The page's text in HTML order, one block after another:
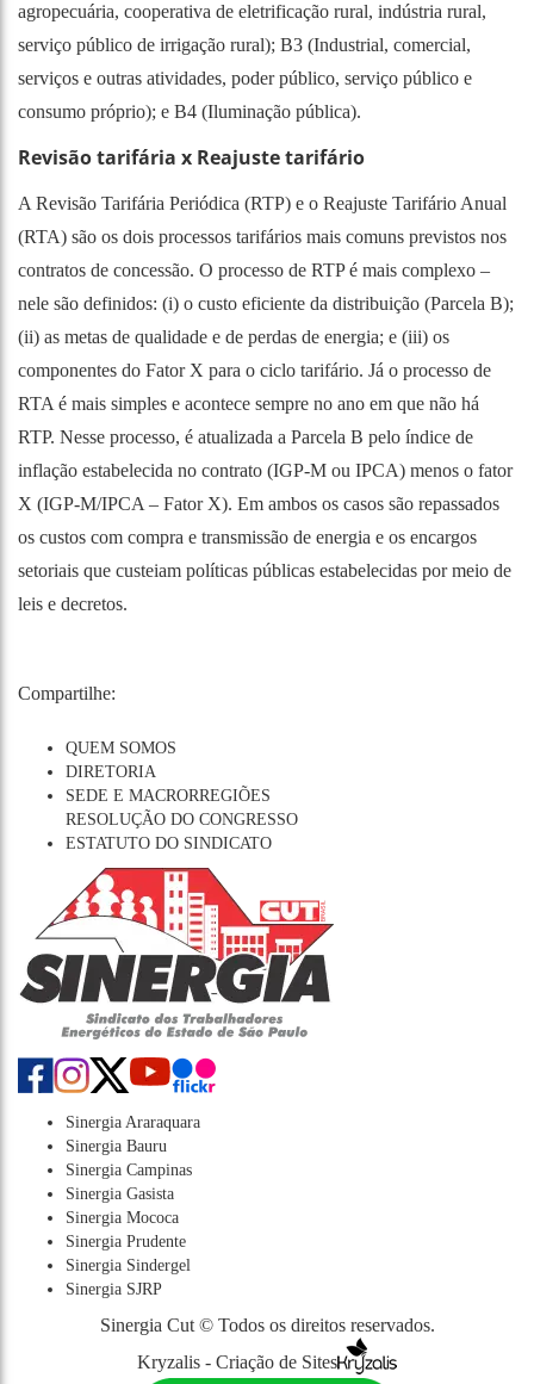
agropecuária, cooperativa de eletrificação rural, indústria rural,
serviço público de irrigação rural); B3 (Industrial, comercial,
serviços e outras atividades, poder público, serviço público e
consumo próprio); e B4 (Iluminação pública).
Revisão tarifária x Reajuste tarifário
A Revisão Tarifária Periódica (RTP) e o Reajuste Tarifário Anual
(RTA) são os dois processos tarifários mais comuns previstos nos
contratos de concessão. O processo de RTP é mais complexo –
nele são definidos: (i) o custo eficiente da distribuição (Parcela B);
(ii) as metas de qualidade e de perdas de energia; e (iii) os
componentes do Fator X para o ciclo tarifário. Já o processo de
RTA é mais simples e acontece sempre no ano em que não há
RTP. Nesse processo, é atualizada a Parcela B pelo índice de
inflação estabelecida no contrato (IGP-M ou IPCA) menos o fator
X (IGP-M/IPCA – Fator X). Em ambos os casos são repassados
os custos com compra e transmissão de energia e os encargos
setoriais que custeiam políticas públicas estabelecidas por meio de
leis e decretos.
Compartilhe:
QUEM SOMOS
DIRETORIA
SEDE E MACRORREGIÕES
RESOLUÇÃO DO CONGRESSO
ESTATUTO DO SINDICATO
Sinergia Araraquara
Sinergia Bauru
Sinergia Campinas
Sinergia Gasista
Sinergia Mococa
Sinergia Prudente
Sinergia Sindergel
Sinergia SJRP
Sinergia Cut © Todos os direitos reservados.
Kryzalis - Criação de Sites